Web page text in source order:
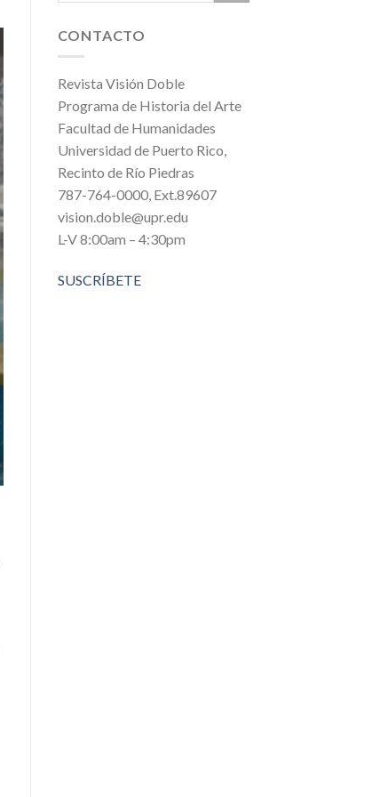
CONTACTO
Revista Visión Doble
Programa de Historia del Arte
Facultad de Humanidades
Universidad de Puerto Rico,
Recinto de Río Piedras
787-764-0000, Ext.89607
vision.doble@upr.edu
L-V 8:00am – 4:30pm
SUSCRÍBETE